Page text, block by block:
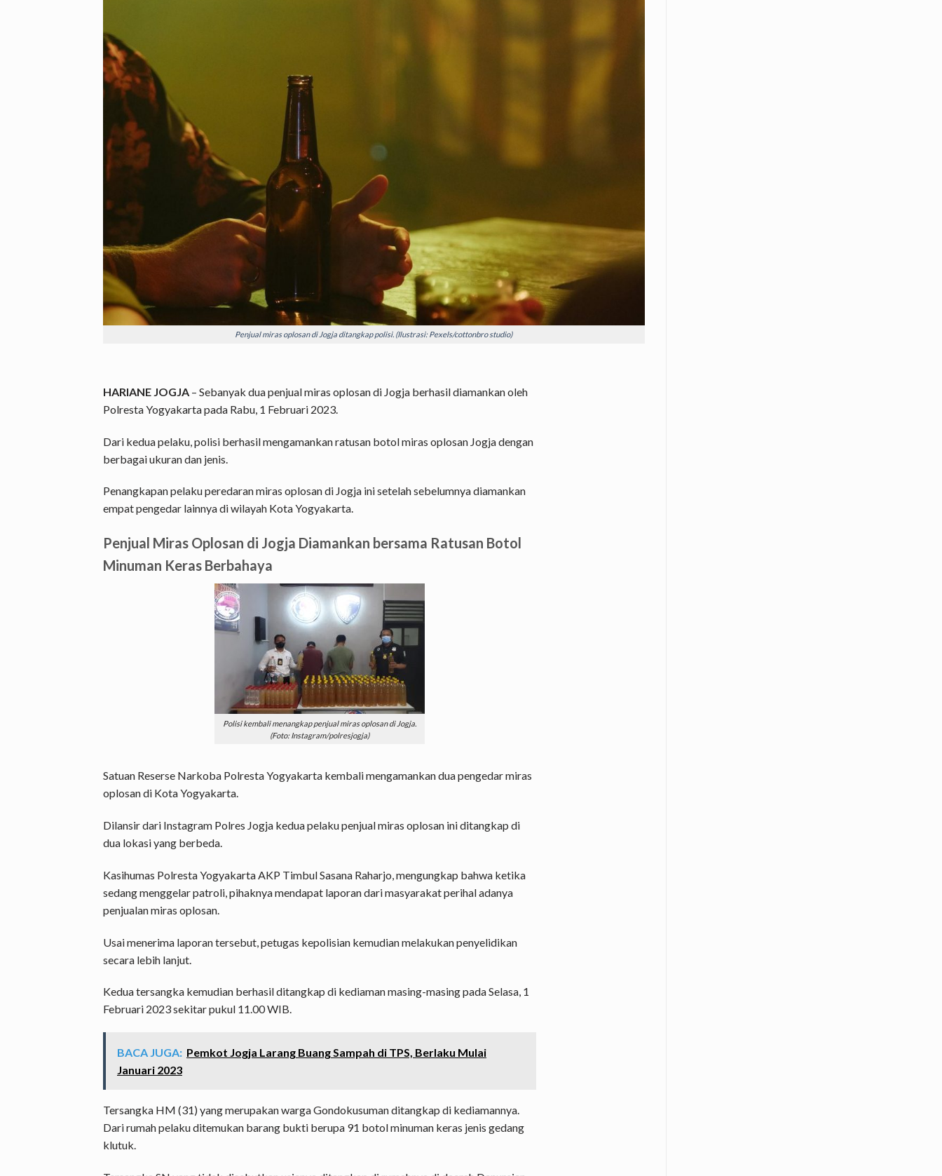
Penjual miras oplosan di Jogja ditangkap polisi. (Ilustrasi: Pexels/cottonbro studio)
HARIANE JOGJA – Sebanyak dua penjual miras oplosan di Jogja berhasil diamankan oleh
Polresta Yogyakarta pada Rabu, 1 Februari 2023.
Dari kedua pelaku, polisi berhasil mengamankan ratusan botol miras oplosan Jogja dengan
berbagai ukuran dan jenis.
Penangkapan pelaku peredaran miras oplosan di Jogja ini setelah sebelumnya diamankan
empat pengedar lainnya di wilayah Kota Yogyakarta.
Penjual Miras Oplosan di Jogja Diamankan bersama Ratusan Botol
Minuman Keras Berbahaya
Polisi kembali menangkap penjual miras oplosan di Jogja.
(Foto: Instagram/polresjogja)
Satuan Reserse Narkoba Polresta Yogyakarta kembali mengamankan dua pengedar miras
oplosan di Kota Yogyakarta.
Dilansir dari Instagram Polres Jogja kedua pelaku penjual miras oplosan ini ditangkap di
dua lokasi yang berbeda.
Kasihumas Polresta Yogyakarta AKP Timbul Sasana Raharjo, mengungkap bahwa ketika
sedang menggelar patroli, pihaknya mendapat laporan dari masyarakat perihal adanya
penjualan miras oplosan.
Usai menerima laporan tersebut, petugas kepolisian kemudian melakukan penyelidikan
secara lebih lanjut.
Kedua tersangka kemudian berhasil ditangkap di kediaman masing-masing pada Selasa, 1
Februari 2023 sekitar pukul 11.00 WIB.
BACA JUGA: Pemkot Jogja Larang Buang Sampah di TPS, Berlaku Mulai
Januari 2023
Tersangka HM (31) yang merupakan warga Gondokusuman ditangkap di kediamannya.
Dari rumah pelaku ditemukan barang bukti berupa 91 botol minuman keras jenis gedang
klutuk.